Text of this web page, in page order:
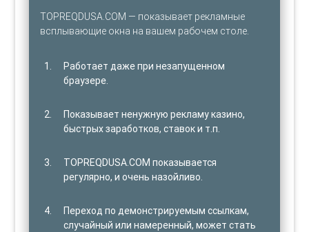
TOPREQDUSA.COM — показывает рекламные
всплывающие окна на вашем рабочем столе.
Работает даже при незапущенном
браузере.
Показывает ненужную рекламу казино,
быстрых заработков, ставок и т.п.
TOPREQDUSA.COM показывается
регулярно, и очень назойливо.
Переход по демонстрируемым ссылкам,
случайный или намеренный, может стать